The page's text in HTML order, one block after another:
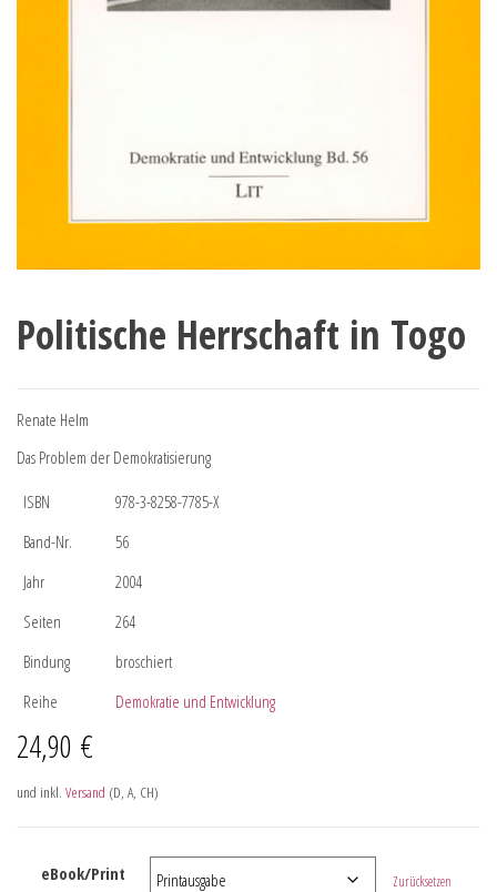
Politische Herrschaft in Togo
Renate Helm
Das Problem der Demokratisierung
ISBN
978-3-8258-7785-X
Band-Nr.
56
Jahr
2004
Seiten
264
Bindung
broschiert
Reihe
Demokratie und Entwicklung
24,90 €
und inkl. Versand (D, A, CH)
eBook/Print Zurücksetzen